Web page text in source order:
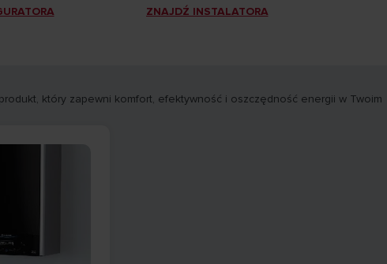
ZNAJDŹ INSTALATORA
który zapewni komfort, efektywność i oszczędność energii w Twoim